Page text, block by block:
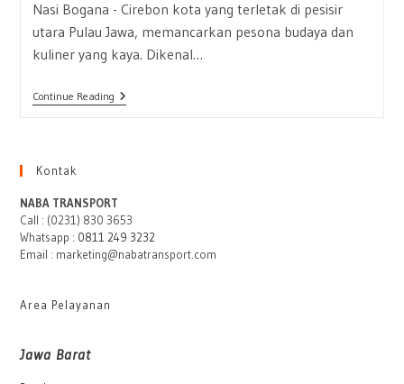
Nasi Bogana - Cirebon kota yang terletak di pesisir
utara Pulau Jawa, memancarkan pesona budaya dan
kuliner yang kaya. Dikenal…
Continue ReadingNasi
Bogana
Cirebon
Yang
Tersaji
Kontak
NABA TRANSPORT
Call : (0231) 830 3653
Whatsapp : 0811 249 3232
Email : marketing@nabatransport.com
Area Pelayanan
Jawa Barat